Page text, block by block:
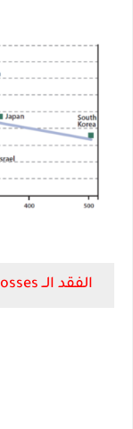
الفقد الــ Losses فى الشبكات الكهربائية :